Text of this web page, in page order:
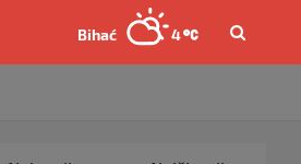
Bihać 4